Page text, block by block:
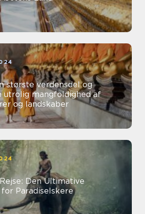
største verdensdel og
utrolig mangfoldighed af
og landskaber
Den Ultimative
Paradiselskere